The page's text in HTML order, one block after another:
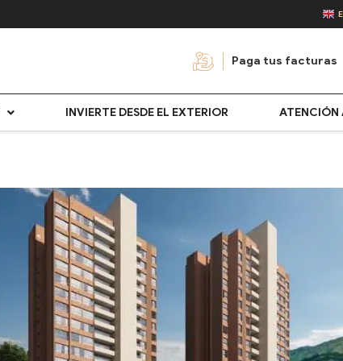
Paga tus facturas
INVIERTE DESDE EL EXTERIOR ATENCIÓN